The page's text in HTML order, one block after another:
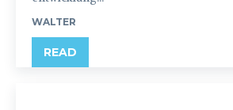
WALTER
READ